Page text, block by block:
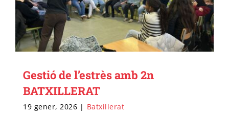
Gestió de l’estrès amb 2n
BATXILLERAT
19 gener, 2026 | Batxillerat